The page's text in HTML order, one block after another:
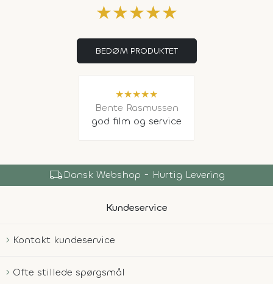
★★★★★
BEDØM PRODUKTET
★★★★★
Bente Rasmussen
god film og service
local_shippingDansk Webshop - Hurtig Levering
Kundeservice
Kontakt kundeservice
Ofte stillede spørgsmål